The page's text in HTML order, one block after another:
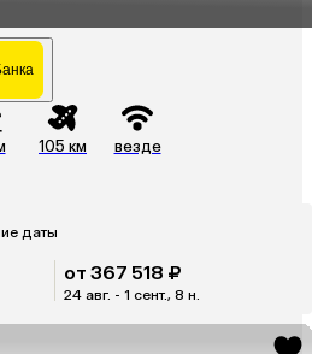
105 км везде
даты
от 367 518 ₽
24 авг. - 1 сент., 8 н.